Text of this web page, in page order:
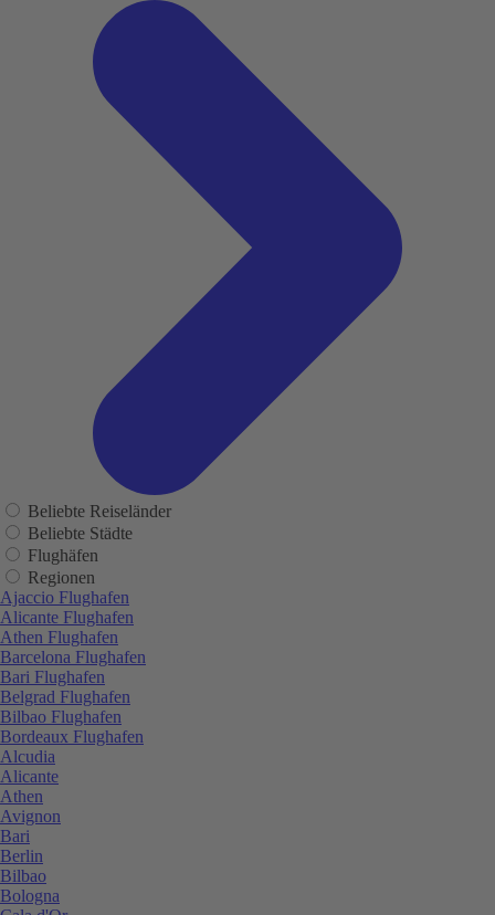
Beliebte Reiseländer
Beliebte Städte
Flughäfen
Regionen
Ajaccio Flughafen
Alicante Flughafen
Athen Flughafen
Barcelona Flughafen
Bari Flughafen
Belgrad Flughafen
Bilbao Flughafen
Bordeaux Flughafen
Alcudia
Alicante
Athen
Avignon
Bari
Berlin
Bilbao
Bologna